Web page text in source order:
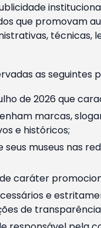
que promovam
técnicas,
as seguintes
de 2026 que
marcas,
e históricos;
museus nas
caráter
e
de